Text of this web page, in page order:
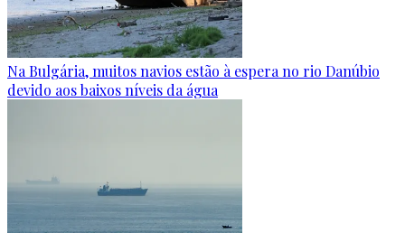
Na Bulgária, muitos navios estão à espera no rio Danúbio
devido aos baixos níveis da água